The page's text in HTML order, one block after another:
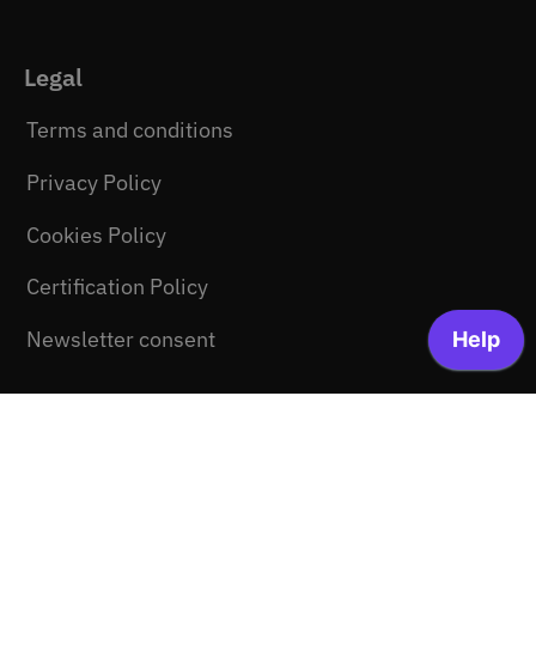
Legal
Terms and conditions
Privacy Policy
Cookies Policy
Certification Policy
Newsletter consent